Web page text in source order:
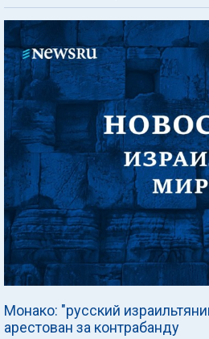
Монако: "русский
арестован за контрабанду